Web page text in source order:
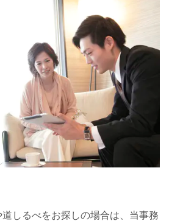
しるべをお探しの場合は、当事務